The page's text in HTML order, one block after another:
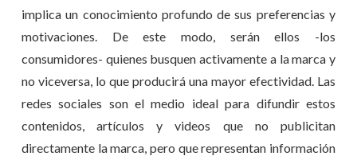
implica un conocimiento profundo de sus preferencias y
motivaciones. De este modo, serán ellos -los
consumidores- quienes busquen activamente a la marca y
no viceversa, lo que producirá una mayor efectividad. Las
redes sociales son el medio ideal para difundir estos
contenidos, artículos y videos que no publicitan
directamente la marca, pero que representan información